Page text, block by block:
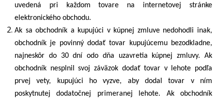
uvedená pri každom tovare na internetovej stránke
elektronického obchodu.
Ak sa obchodník a kupujúci v kúpnej zmluve nedohodli inak,
obchodník je povinný dodať tovar kupujúcemu bezodkladne,
najneskôr do 30 dní odo dňa uzavretia kúpnej zmluvy. Ak
obchodník nesplnil svoj záväzok dodať tovar v lehote podľa
prvej vety, kupujúci ho vyzve, aby dodal tovar v ním
poskytnutej dodatočnej primeranej lehote. Ak obchodník